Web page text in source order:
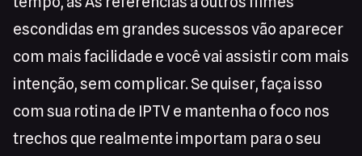
escondidas em grandes sucessos vão aparecer
com mais facilidade e você vai assistir com mais
intenção, sem complicar. Se quiser, faça isso
com sua rotina de IPTV e mantenha o foco nos
trechos que realmente importam para o seu